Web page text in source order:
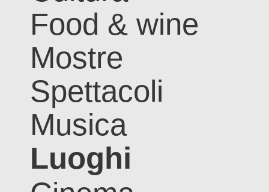
Food & wine
Mostre
Spettacoli
Musica
Luoghi